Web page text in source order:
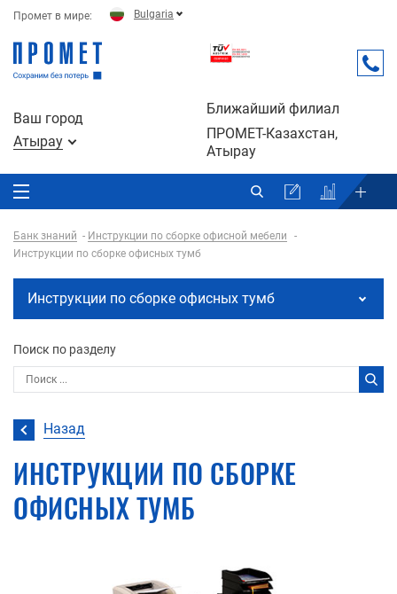
Промет в мире: Bulgaria
Ваш город
Атырау
Ближайший филиал
ПРОМЕТ-Казахстан,
Атырау
Банк знаний
Инструкции по сборке офисной мебели
Инструкции по сборке офисных тумб
Инструкции по сборке офисных тумб
Поиск по разделу
Назад
ИНСТРУКЦИИ ПО СБОРКЕ
ОФИСНЫХ ТУМБ